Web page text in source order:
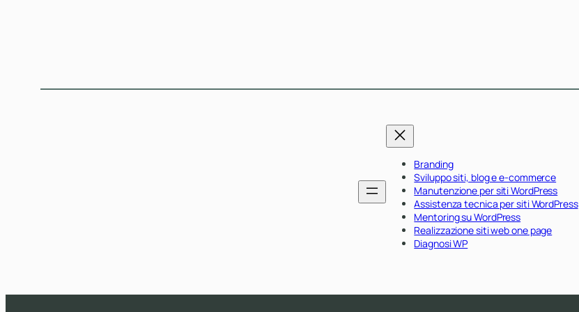
Branding
Sviluppo siti, blog e e-commerce
Manutenzione per siti WordPress
Assistenza tecnica per siti WordPress
Mentoring su WordPress
Realizzazione siti web one page
Diagnosi WP